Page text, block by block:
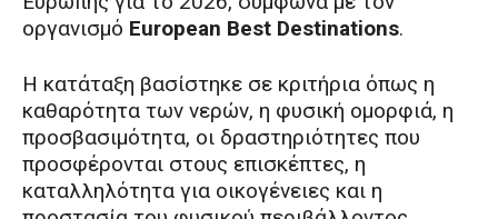
οργανισμό European Best Destinations.
Η κατάταξη βασίστηκε σε κριτήρια όπως η
καθαρότητα των νερών, η φυσική ομορφιά, η
προσβασιμότητα, οι δραστηριότητες που
προσφέρονται στους επισκέπτες, η
καταλληλότητα για οικογένειες και η